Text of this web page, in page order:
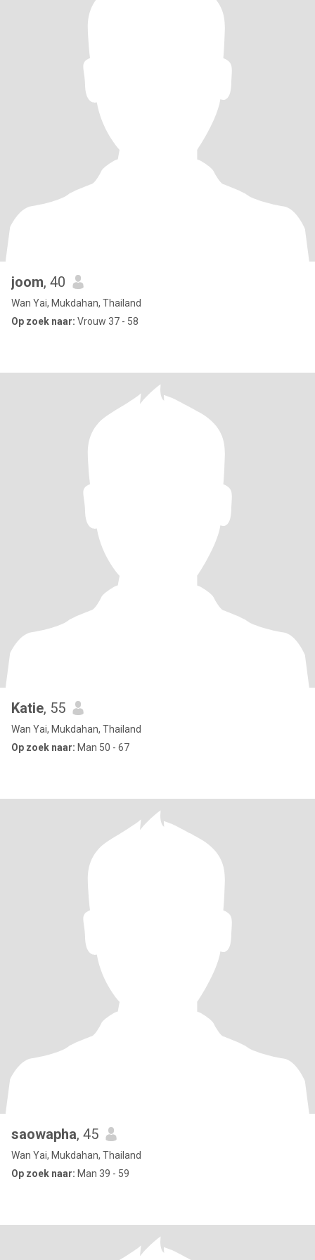
joom, 40
Wan Yai, Mukdahan, Thailand
Op zoek naar: Vrouw 37 - 58
Katie, 55
Wan Yai, Mukdahan, Thailand
Op zoek naar: Man 50 - 67
saowapha, 45
Wan Yai, Mukdahan, Thailand
Op zoek naar: Man 39 - 59